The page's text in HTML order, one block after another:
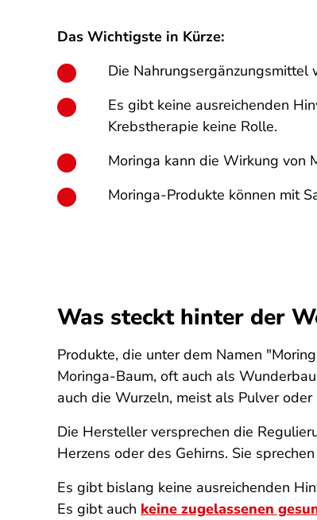
Das Wichtigste in Kürze:
Die Nahrungsergänzungsmittel
Es gibt keine ausreichenden
Krebstherapie keine Rolle.
Moringa kann die Wirkung von
Moringa-Produkte können mit
Was steckt hinter der
Produkte, die unter dem Namen
Moringa-Baum, oft auch als
auch die Wurzeln, meist als Pulver oder
Die Hersteller versprechen die
Herzens oder des Gehirns. Sie
Es gibt bislang keine ausreichenden
Es gibt auch keine zugelassenen